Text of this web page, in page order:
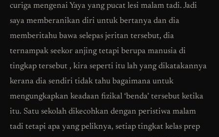
curiga mengenai Yaya yang pucat lesi malam tadi. Jadi
saya memberanikan diri untuk bertanya dan dia
memberitahu bawa selepas jeritan tersebut, dia
ternampak seekor anjing tetapi berupa manusia di
tingkap tersebut , kira seperti itu lah yang dikatakannya
kerana dia sendiri tidak tahu bagaimana untuk
mengungkapkan keadaan fizikal ‘benda’ tersebut ketika
itu. Satu sekolah dikecohkan dengan peristiwa malam
tadi tetapi apa yang peliknya, setiap tingkat kelas prep